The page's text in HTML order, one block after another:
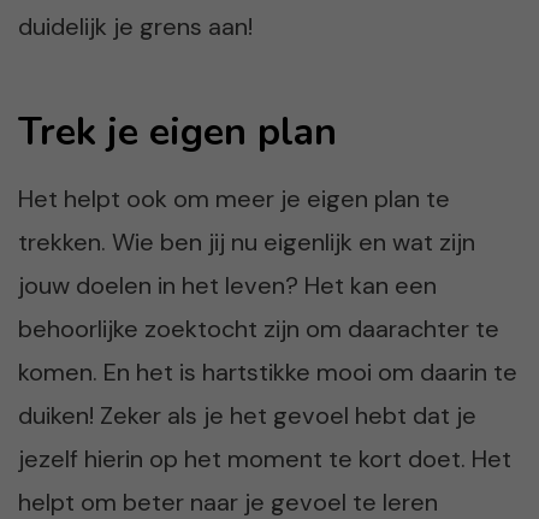
duidelijk je grens aan!
Trek je eigen plan
Het helpt ook om meer je eigen plan te
trekken. Wie ben jij nu eigenlijk en wat zijn
jouw doelen in het leven? Het kan een
behoorlijke zoektocht zijn om daarachter te
komen. En het is hartstikke mooi om daarin te
duiken! Zeker als je het gevoel hebt dat je
jezelf hierin op het moment te kort doet. Het
helpt om beter naar je gevoel te leren